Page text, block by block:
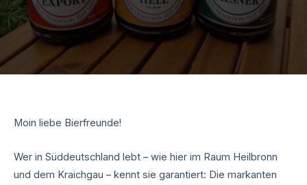
Moin liebe Bierfreunde!
Wer in Süddeutschland lebt – wie hier im Raum Heilbronn
und dem Kraichgau – kennt sie garantiert: Die markanten